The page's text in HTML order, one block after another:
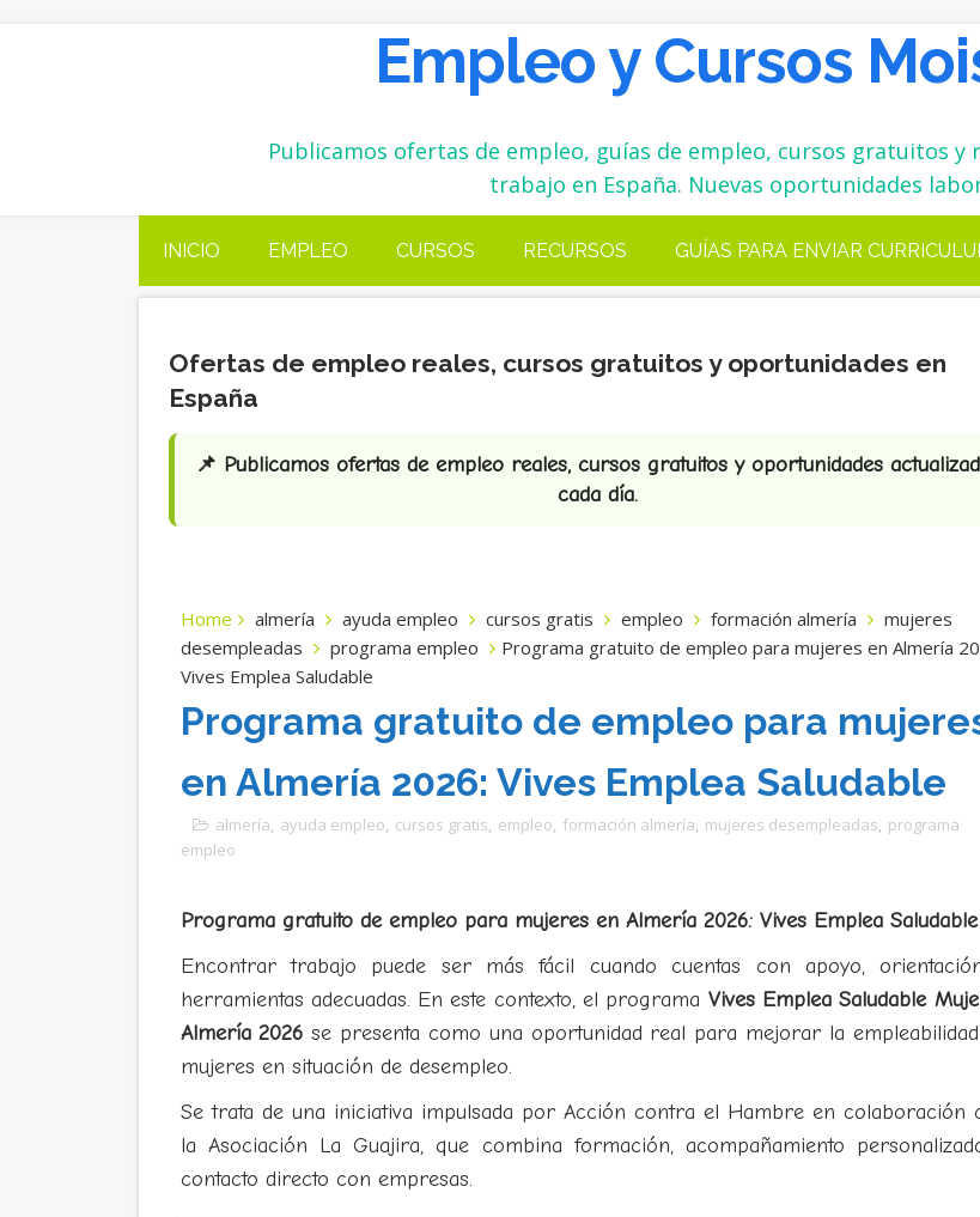
Empleo y Cursos
Publicamos ofertas de empleo, guías de empleo, cursos gratuitos
trabajo en España. Nuevas oportunidades
INICIO EMPLEO CURSOS RECURSOS GUÍAS PARA ENVIAR
Ofertas de empleo reales, cursos gratuitos y oportunidades en
España
📌 Publicamos ofertas de empleo reales, cursos gratuitos y oportunidades
cada día.
Home almería ayuda empleo cursos gratis empleo formación almería
mujeres
desempleadas
programa empleo
Programa gratuito de empleo para mujeres en Almería
Vives Emplea Saludable
Programa gratuito de empleo para
en Almería 2026: Vives Emplea Saludable
almería, ayuda empleo, cursos gratis, empleo, formación almería, mujeres desempleadas, programa
empleo
Programa gratuito de empleo para mujeres en Almería 2026: Vives Emplea Saludable
Encontrar trabajo puede ser más fácil cuando cuentas con apoyo,
herramientas adecuadas. En este contexto, el programa Vives Emplea Saludable
Almería 2026 se presenta como una oportunidad real para mejorar la
mujeres en situación de desempleo.
Se trata de una iniciativa impulsada por Acción contra el Hambre en colaboración
la Asociación La Guajira, que combina formación, acompañamiento
contacto directo con empresas.